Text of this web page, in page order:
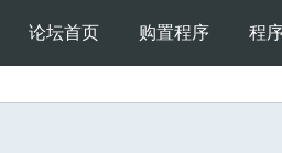
论坛首页 购置程序 程